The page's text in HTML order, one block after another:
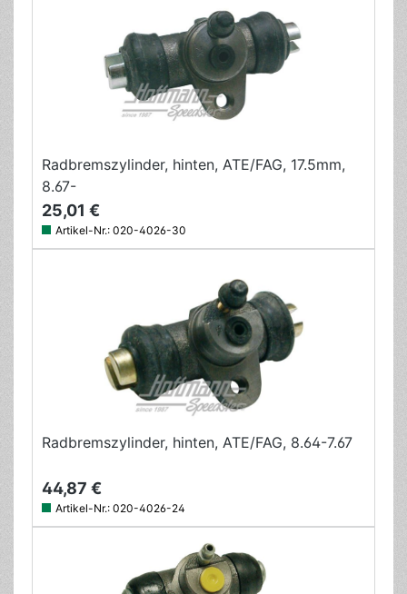
Radbremszylinder, hinten, ATE/FAG, 17.5mm,
8.67-
25,01 €
Artikel-Nr.: 020-4026-30
Radbremszylinder, hinten, ATE/FAG, 8.64-7.67
44,87 €
Artikel-Nr.: 020-4026-24